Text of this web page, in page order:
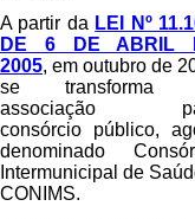
A partir da LEI Nº
DE 6 DE ABRIL
2005, em outubro de
se transforma
associação
consórcio público,
denominado
Intermunicipal de
CONIMS.